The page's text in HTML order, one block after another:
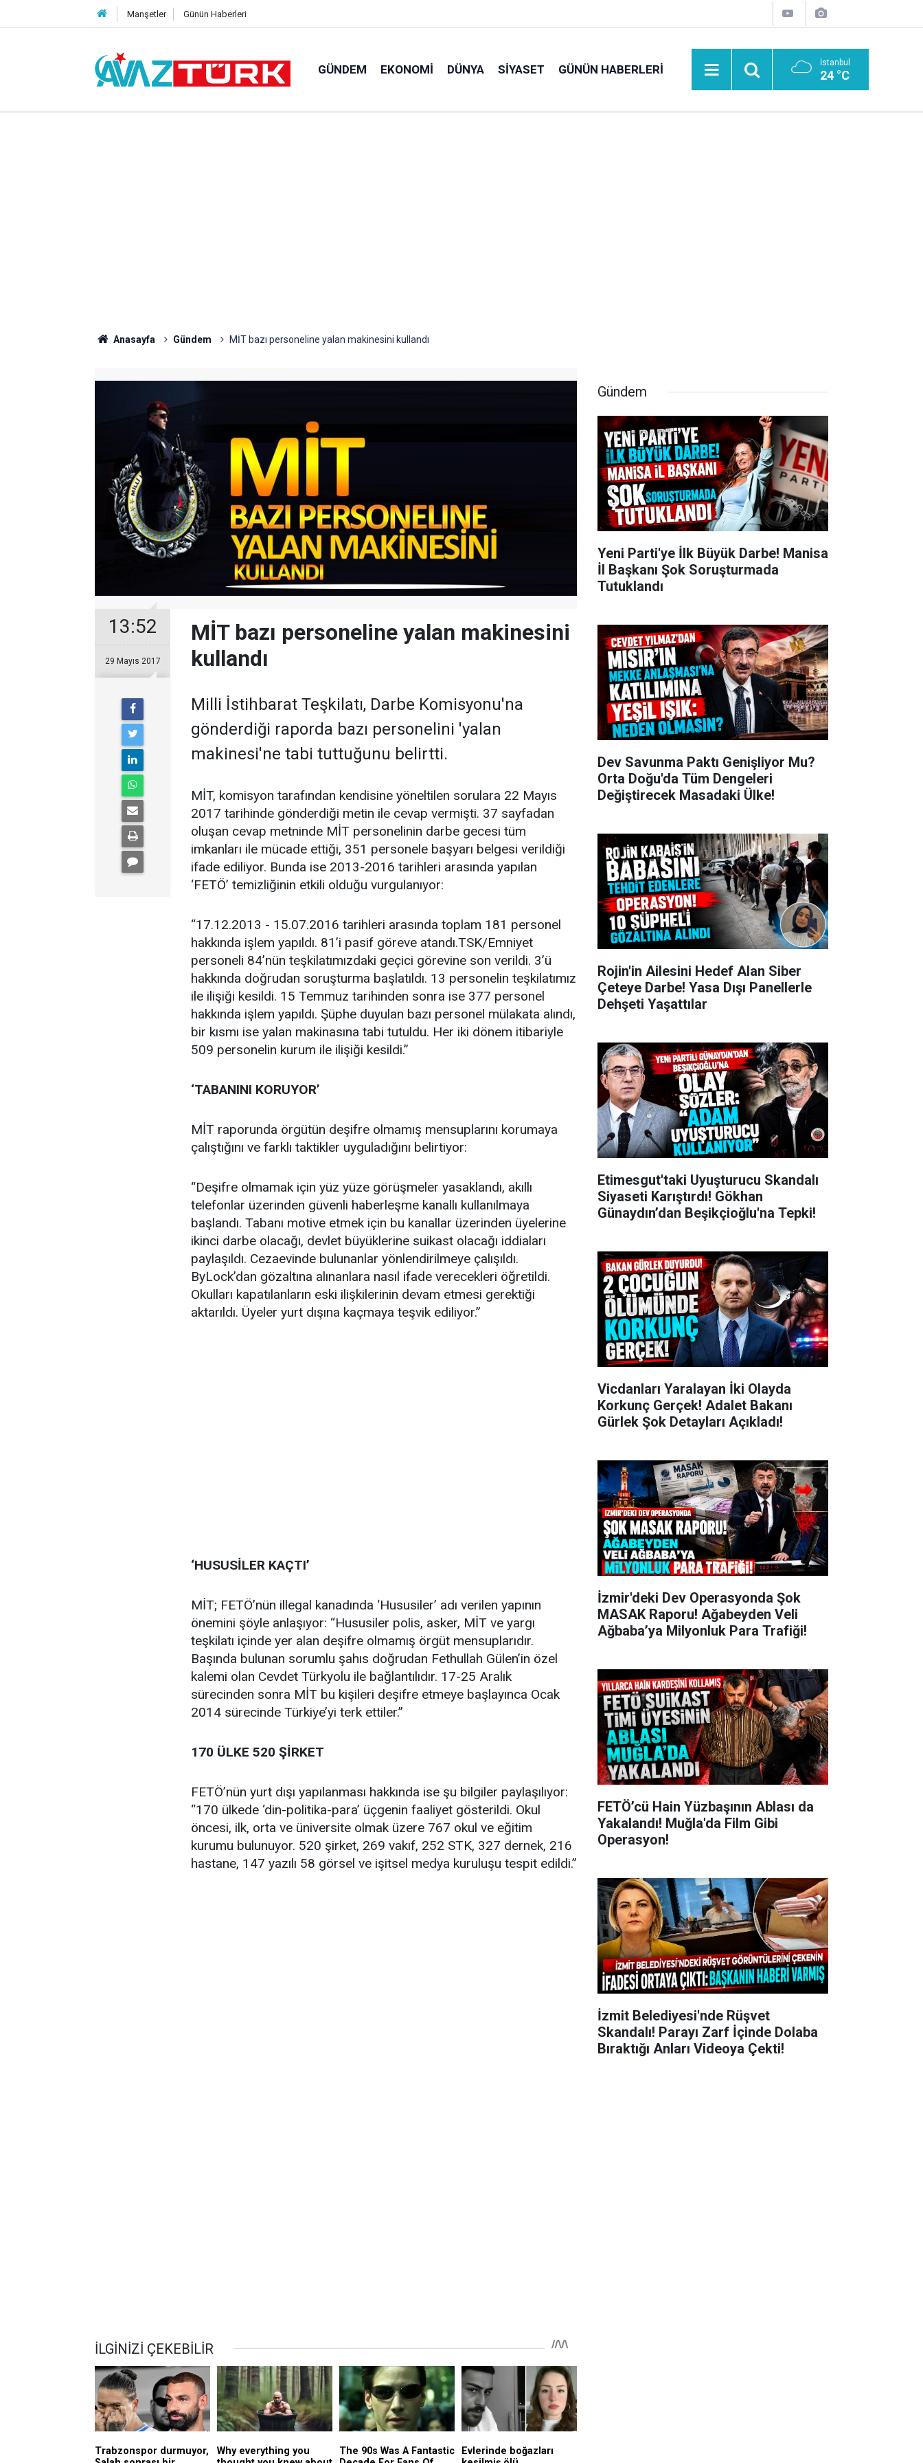
Manşetler Günün Haberleri
GÜNDEM EKONOMI DÜNYA SIYASET GÜNÜN HABERLERI İstanbul
24 °C
Anasayfa Gündem MİT bazı personeline yalan makinesini kullandı
13:52
29 Mayıs 2017
MİT bazı personeline yalan makinesini
kullandı
Milli İstihbarat Teşkilatı, Darbe Komisyonu'na
gönderdiği raporda bazı personelini 'yalan
makinesi'ne tabi tuttuğunu belirtti.
MİT, komisyon tarafından kendisine yöneltilen sorulara 22 Mayıs
2017 tarihinde gönderdiği metin ile cevap vermişti. 37 sayfadan
oluşan cevap metninde MİT personelinin darbe gecesi tüm
imkanları ile mücade ettiği, 351 personele başyarı belgesi verildiği
ifade ediliyor. Bunda ise 2013-2016 tarihleri arasında yapılan
‘FETÖ’ temizliğinin etkili olduğu vurgulanıyor:
“17.12.2013 - 15.07.2016 tarihleri arasında toplam 181 personel
hakkında işlem yapıldı. 81’i pasif göreve atandı.TSK/Emniyet
personeli 84’nün teşkilatımızdaki geçici görevine son verildi. 3’ü
hakkında doğrudan soruşturma başlatıldı. 13 personelin teşkilatımız
ile ilişiği kesildi. 15 Temmuz tarihinden sonra ise 377 personel
hakkında işlem yapıldı. Şüphe duyulan bazı personel mülakata alındı,
bir kısmı ise yalan makinasına tabi tutuldu. Her iki dönem itibariyle
509 personelin kurum ile ilişiği kesildi.”
‘TABANINI KORUYOR’
MİT raporunda örgütün deşifre olmamış mensuplarını korumaya
çalıştığını ve farklı taktikler uyguladığını belirtiyor:
“Deşifre olmamak için yüz yüze görüşmeler yasaklandı, akıllı
telefonlar üzerinden güvenli haberleşme kanallı kullanılmaya
başlandı. Tabanı motive etmek için bu kanallar üzerinden üyelerine
ikinci darbe olacağı, devlet büyüklerine suikast olacağı iddiaları
paylaşıldı. Cezaevinde bulunanlar yönlendirilmeye çalışıldı.
ByLock’dan gözaltına alınanlara nasıl ifade verecekleri öğretildi.
Okulları kapatılanların eski ilişkilerinin devam etmesi gerektiği
aktarıldı. Üyeler yurt dışına kaçmaya teşvik ediliyor.”
‘HUSUSİLER KAÇTI’
MİT; FETÖ’nün illegal kanadında ‘Hususiler’ adı verilen yapının
önemini şöyle anlaşıyor: “Hususiler polis, asker, MİT ve yargı
teşkilatı içinde yer alan deşifre olmamış örgüt mensuplarıdır.
Başında bulunan sorumlu şahıs doğrudan Fethullah Gülen’in özel
kalemi olan Cevdet Türkyolu ile bağlantılıdır. 17-25 Aralık
sürecinden sonra MİT bu kişileri deşifre etmeye başlayınca Ocak
2014 sürecinde Türkiye’yi terk ettiler.”
170 ÜLKE 520 ŞİRKET
FETÖ’nün yurt dışı yapılanması hakkında ise şu bilgiler paylaşılıyor:
“170 ülkede ‘din-politika-para’ üçgenin faaliyet gösterildi. Okul
öncesi, ilk, orta ve üniversite olmak üzere 767 okul ve eğitim
kurumu bulunuyor. 520 şirket, 269 vakıf, 252 STK, 327 dernek, 216
hastane, 147 yazılı 58 görsel ve işitsel medya kuruluşu tespit edildi.”
Gündem
Yeni Parti'ye İlk Büyük Darbe! Manisa
İl Başkanı Şok Soruşturmada
Tutuklandı
Dev Savunma Paktı Genişliyor Mu?
Orta Doğu'da Tüm Dengeleri
Değiştirecek Masadaki Ülke!
Rojin'in Ailesini Hedef Alan Siber
Çeteye Darbe! Yasa Dışı Panellerle
Dehşeti Yaşattılar
Etimesgut'taki Uyuşturucu Skandalı
Siyaseti Karıştırdı! Gökhan
Günaydın’dan Beşikçioğlu'na Tepki!
Vicdanları Yaralayan İki Olayda
Korkunç Gerçek! Adalet Bakanı
Gürlek Şok Detayları Açıkladı!
İzmir'deki Dev Operasyonda Şok
MASAK Raporu! Ağabeyden Veli
Ağbaba’ya Milyonluk Para Trafiği!
FETÖ’cü Hain Yüzbaşının Ablası da
Yakalandı! Muğla'da Film Gibi
Operasyon!
İzmit Belediyesi'nde Rüşvet
Skandalı! Parayı Zarf İçinde Dolaba
Bıraktığı Anları Videoya Çekti!